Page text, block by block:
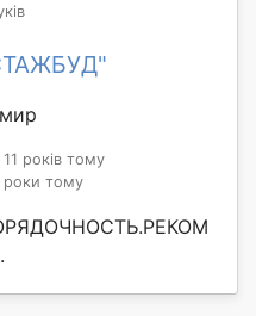
років тому
роки тому